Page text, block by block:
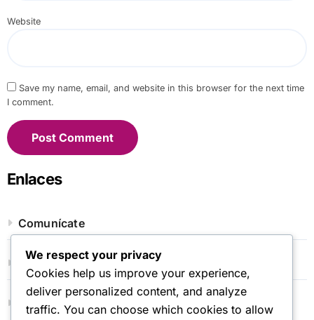
Website
Save my name, email, and website in this browser for the next time
I comment.
Enlaces
Comunícate
Todas las publicaciones
Acerca de
We respect your privacy
Cookies help us improve your experience,
deliver personalized content, and analyze
traffic. You can choose which cookies to allow